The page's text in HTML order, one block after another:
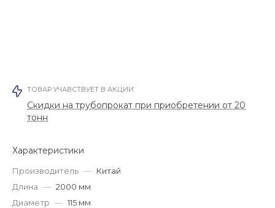
ТОВАР УЧАВСТВУЕТ В АКЦИИ
Скидки на трубопрокат при приобретении от 20
тонн
Характеристики
Производитель — Китай
Длина — 2000 мм
Диаметр — 115 мм